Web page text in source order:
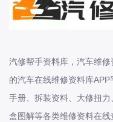
库、
故障
机大
汽修帮手资料库，汽车维
的汽车在线维修资料库
手册、拆装资料、大修扭
盒图解等各类维修资料在线